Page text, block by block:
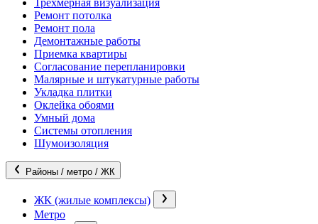
Трехмерная визуализация
Ремонт потолка
Ремонт пола
Демонтажные работы
Приемка квартиры
Согласование перепланировки
Малярные и штукатурные работы
Укладка плитки
Оклейка обоями
Умный дома
Системы отопления
Шумоизоляция
Районы / метро / ЖК
ЖК (жилые комплексы)
Метро